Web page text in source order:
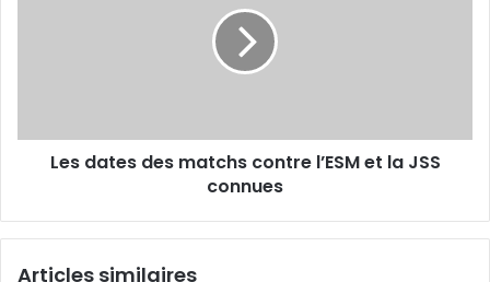
JSS
connuesLes dates des matchs contre l’ESM et la JSS
connues
Articles similaires